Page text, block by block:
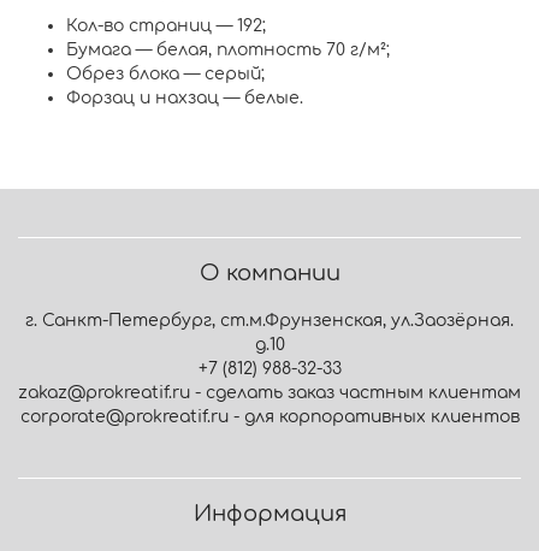
Кол-во страниц — 192;
Бумага — белая, плотность 70 г/м²;
Обрез блока — серый;
Форзац и нахзац — белые.
О компании
г. Санкт-Петербург, ст.м.Фрунзенская, ул.Заозёрная.
д.10
+7 (812) 988-32-33
zakaz@prokreatif.ru - сделать заказ частным клиентам
corporate@prokreatif.ru - для корпоративных клиентов
Информация